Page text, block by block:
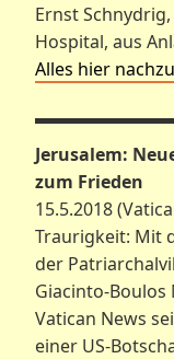
Ernst
Hospital, aus
Alles hier
Jerusalem:
zum Frieden
15.5.2018
Traurigkeit: Mit
der
Giacinto-
Vatican News
einer US-